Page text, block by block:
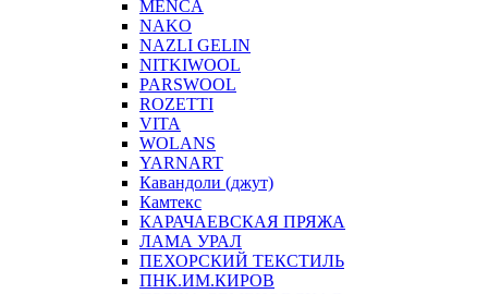
MENCA
NAKO
NAZLI GELIN
NITKIWOOL
PARSWOOL
ROZETTI
VITA
WOLANS
YARNART
Кавандоли (джут)
Камтекс
КАРАЧАЕВСКАЯ ПРЯЖА
ЛАМА УРАЛ
ПЕХОРСКИЙ ТЕКСТИЛЬ
ПНК.ИМ.КИРОВ